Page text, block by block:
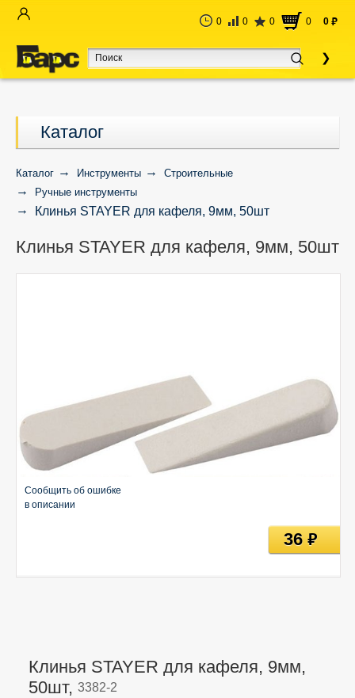
0 0 0 0 0 руб
Каталог
Каталог Инструменты
Строительные
Ручные инструменты
Клинья STAYER для кафеля, 9мм, 50шт
Клинья STAYER для кафеля, 9мм, 50шт
Клинья STAYER для кафеля, 9мм,
50шт, 3382-2
Сообщить об ошибке
в описании
36руб